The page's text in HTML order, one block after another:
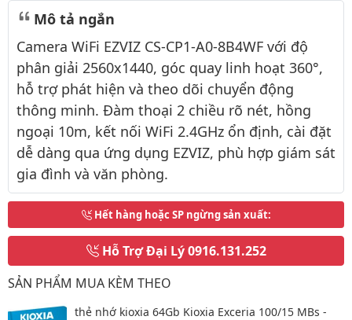
Mô tả ngắn
Camera WiFi EZVIZ CS-CP1-A0-8B4WF với độ
phân giải 2560x1440, góc quay linh hoạt 360°,
hỗ trợ phát hiện và theo dõi chuyển động
thông minh. Đàm thoại 2 chiều rõ nét, hồng
ngoại 10m, kết nối WiFi 2.4GHz ổn định, cài đặt
dễ dàng qua ứng dụng EZVIZ, phù hợp giám sát
gia đình và văn phòng.
Hết hàng hoặc SP ngừng sản xuất:
Hỗ Trợ Đại Lý0916.131.252
SẢN PHẨM MUA KÈM THEO
thẻ nhớ kioxia 64Gb Kioxia Exceria 100/15 MBs -